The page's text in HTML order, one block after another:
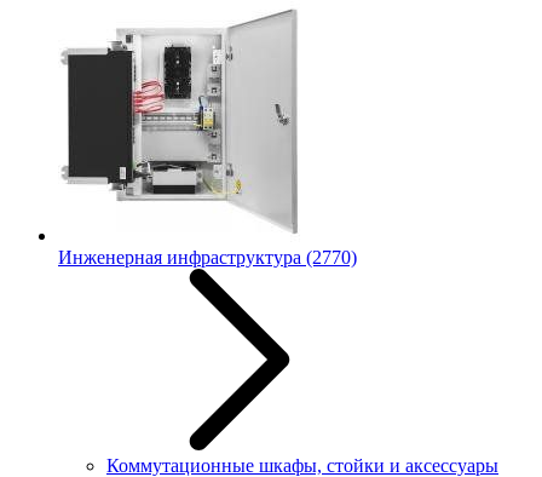
Инженерная инфраструктура (2770)
Коммутационные шкафы, стойки и аксессуары